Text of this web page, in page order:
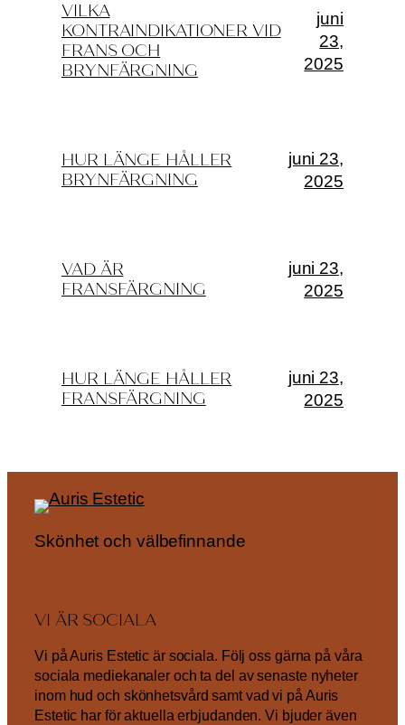
VILKA
KONTRAINDIKATIONER VID
FRANS OCH
BRYNFÄRGNING
juni
23,
2025
HUR LÄNGE HÅLLER
BRYNFÄRGNING
juni 23,
2025
VAD ÄR
FRANSFÄRGNING
juni 23,
2025
HUR LÄNGE HÅLLER
FRANSFÄRGNING
juni 23,
2025
Skönhet och välbefinnande
VI ÄR SOCIALA
Vi på Auris Estetic är sociala. Följ oss gärna på våra
sociala mediekanaler och ta del av senaste nyheter
inom hud och skönhetsvård samt vad vi på Auris
Estetic har för aktuella erbjudanden. Vi bjuder även